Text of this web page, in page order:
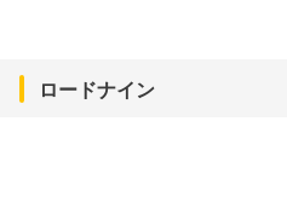
ロードナイン